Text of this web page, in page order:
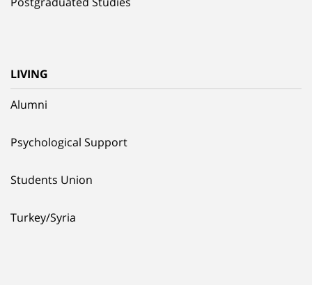
LIVING
Alumni
Psychological Support
Students Union
Turkey/Syria